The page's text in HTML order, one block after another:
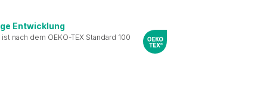
Entwicklung
nach dem OEKO-TEX Standard 100